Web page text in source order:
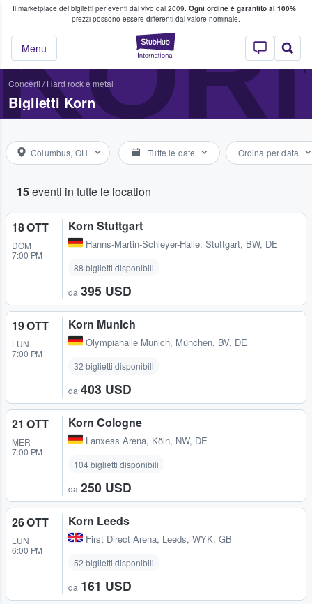
Il marketplace dei biglietti per eventi dal vivo dal 2009. Ogni ordine è garantito al 100%I
prezzi possono essere differenti dal valore nominale.
StubHub - Dove
Menu
fan comprano e vendono biglietti
Concerti / Hard rock e metal
Biglietti Korn
Columbus, OH Tutte le date Ordina per data
15eventi in tutte le location
18 OTT
DOM
7:00 PM
Korn Stuttgart
Hanns-Martin-Schleyer-Halle, Stuttgart, BW, DE
88 biglietti disponibili
da 395 USD
19 OTT
LUN
7:00 PM
Korn Munich
Olympiahalle Munich, München, BV, DE
32 biglietti disponibili
da 403 USD
21 OTT
MER
7:00 PM
Korn Cologne
Lanxess Arena, Köln, NW, DE
104 biglietti disponibili
da 250 USD
26 OTT
LUN
6:00 PM
Korn Leeds
First Direct Arena, Leeds, WYK, GB
52 biglietti disponibili
da 161 USD